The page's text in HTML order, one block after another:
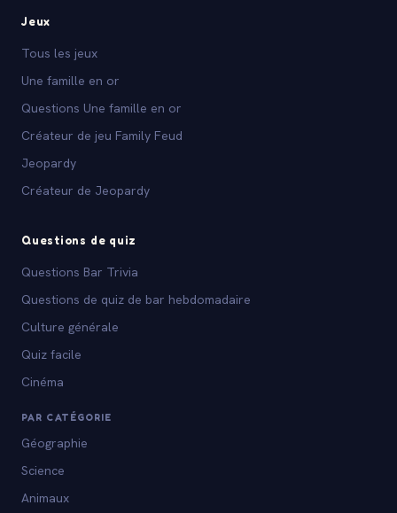
Jeux
Tous les jeux
Une famille en or
Questions Une famille en or
Créateur de jeu Family Feud
Jeopardy
Créateur de Jeopardy
Questions de quiz
Questions Bar Trivia
Questions de quiz de bar hebdomadaire
Culture générale
Quiz facile
Cinéma
PAR CATÉGORIE
Géographie
Science
Animaux